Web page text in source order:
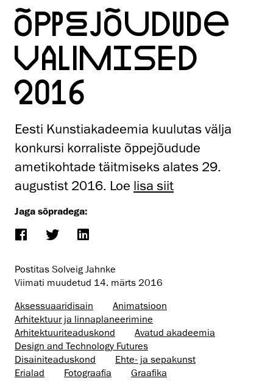
ÕPPEJÕUDUDE
VALIMISED
2016
Eesti Kunstiakadeemia kuulutas välja
konkursi korraliste õppejõudude
ametikohtade täitmiseks alates 29.
augustist 2016. Loe lisa siit
Jaga sõpradega:
Postitas Solveig Jahnke
Viimati muudetud 14. märts 2016
Aksessuaaridisain
Animatsioon
Arhitektuur ja linnaplaneerimine
Arhitektuuri­teaduskond
Avatud akadeemia
Design and Technology Futures
Disaini­­teaduskond
Ehte- ja sepakunst
Erialad
Fotograafia
Graafika